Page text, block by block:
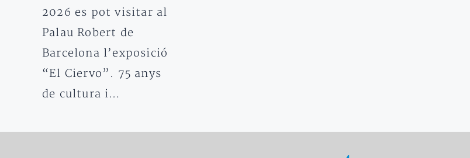
2026 es pot visitar al
Palau Robert de
Barcelona l’exposició
“El Ciervo”. 75 anys
de cultura i…